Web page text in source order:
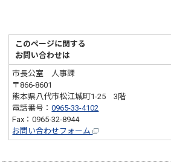
このページに関する
お問い合わせは
市長公室 人事課
〒866-8601
熊本県八代市松江城町1-25 3階
電話番号：0965-33-4102
Fax：0965-32-8944
お問い合わせフォーム